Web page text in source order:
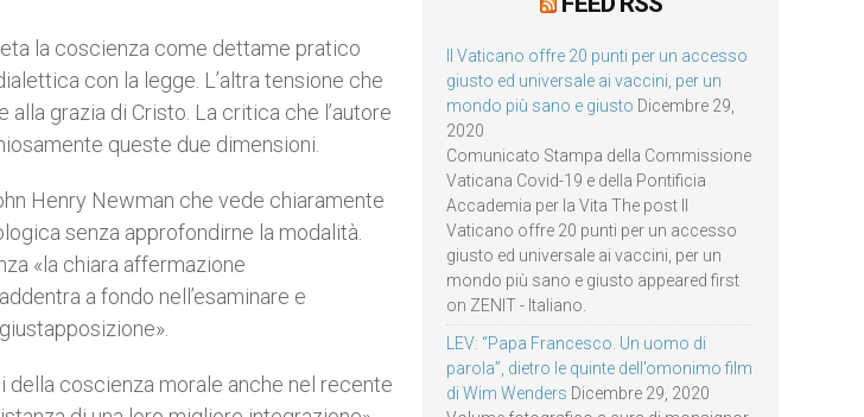
la coscienza come dettame pratico
con la legge. L’altra tensione che
grazia di Cristo. La critica che l’autore
queste due dimensioni.
Henry Newman che vede chiaramente
senza approfondirne la modalità.
«la chiara affermazione
a fondo nell’esaminare e
della coscienza morale anche nel recente
Il Vaticano offre 20 punti per un accesso
giusto ed universale ai vaccini, per un
mondo più sano e giusto Dicembre 29,
2020
Comunicato Stampa della Commissione
Vaticana Covid-19 e della Pontificia
Accademia per la Vita The post Il
Vaticano offre 20 punti per un accesso
giusto ed universale ai vaccini, per un
mondo più sano e giusto appeared first
on ZENIT - Italiano.
LEV: “Papa Francesco. Un uomo di
parola”, dietro le quinte dell’omonimo film
di Wim Wenders Dicembre 29, 2020